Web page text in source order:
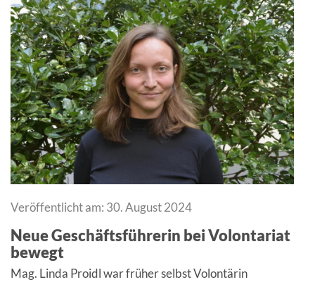
Veröffentlicht am: 30. August 2024
Neue Geschäftsführerin bei Volontariat
bewegt
Mag. Linda Proidl war früher selbst Volontärin